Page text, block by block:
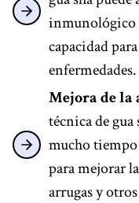
inmunológico
capacidad
enfermedades.
Mejora de la
técnica de
mucho
para mejorar
arrugas y